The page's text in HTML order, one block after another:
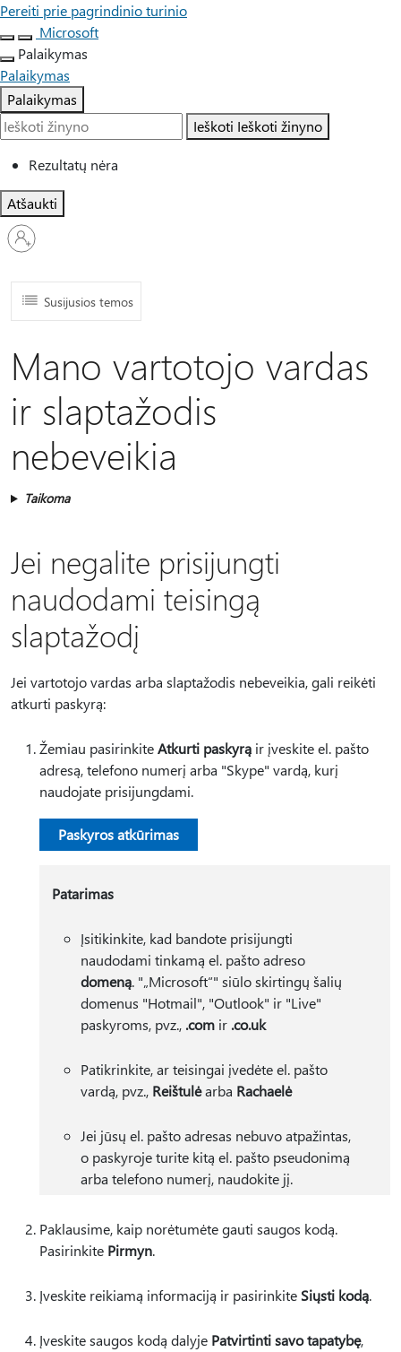
Pereiti prie pagrindinio turinio
Microsoft
Palaikymas
Palaikymas
Palaikymas
Ieškoti Ieškoti žinyno
Rezultatų nėra
Atšaukti
Prisijunkite
prie
Susijusios temos
Mano vartotojo vardas
ir slaptažodis
nebeveikia
Taikoma
Jei negalite prisijungti
naudodami teisingą
slaptažodį
Jei vartotojo vardas arba slaptažodis nebeveikia, gali reikėti
atkurti paskyrą:
Žemiau pasirinkiteAtkurti paskyrą ir įveskite el. pašto
adresą, telefono numerį arba "Skype" vardą, kurį
naudojate prisijungdami.
Paskyros atkūrimas
Patarimas
Įsitikinkite, kad bandote prisijungti
naudodami tinkamą el. pašto adreso
domeną. "„Microsoft“" siūlo skirtingų šalių
domenus "Hotmail", "Outlook" ir "Live"
paskyroms, pvz., .comir .co.uk
Patikrinkite, ar teisingai įvedėte el. pašto
vardą, pvz., Reištulėarba Rachaelė
Jei jūsų el. pašto adresas nebuvo atpažintas,
o paskyroje turite kitą el. pašto pseudonimą
arba telefono numerį, naudokite jį.
Paklausime, kaip norėtumėte gauti saugos kodą.
Pasirinkite Pirmyn.
Įveskite reikiamą informaciją ir pasirinkite Siųsti kodą.
Įveskite saugos kodą dalyje Patvirtinti savo tapatybę,